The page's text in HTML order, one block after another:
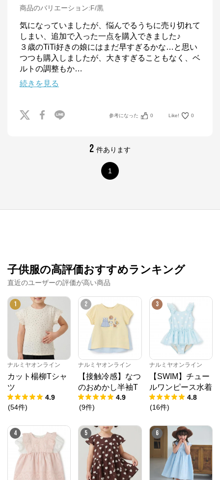
商品のバリエーション:F/黒
気になっていましたが、悩んでるうちに売り切れて
しまい、追加で入った一点を購入できました♪
３歳のTiTi好きの娘にはまだ早すぎるかな…と思い
つつも購入しましたが、大きすぎることもなく、ベ
ルトの調整もか…
続きを見る
参考になった 0 Like! 0
2 件あります
1
子供服の高評価おすすめランキング
直近のユーザーの評価が高い商品
1
ナルミヤオンライン
カット楊柳Tシャ
ツ
4.9
(54件)
2
ナルミヤオンライン
【接触冷感】なつ
のおめかし半袖T
4.9
(9件)
3
ナルミヤオンライン
【SWIM】チュー
ルワンピース水着
4.8
(16件)
4 5 6